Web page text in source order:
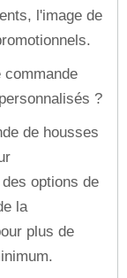
l'image de
?
de housses
options de
la
plus de